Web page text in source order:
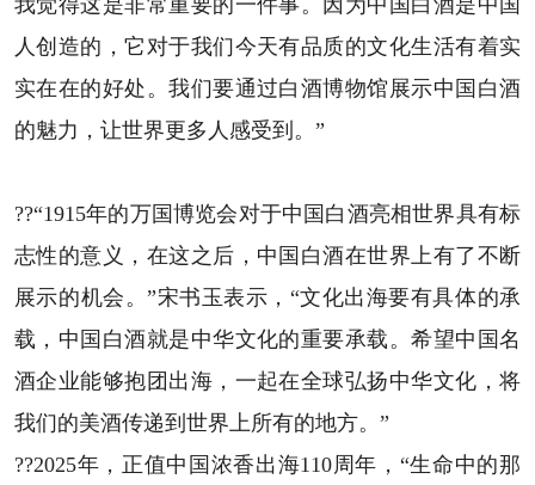
我觉得这是非常重要的一件事。因为中国白酒是中国
人创造的，它对于我们今天有品质的文化生活有着实
实在在的好处。我们要通过白酒博物馆展示中国白酒
的魅力，让世界更多人感受到。”
??“1915年的万国博览会对于中国白酒亮相世界具有标
志性的意义，在这之后，中国白酒在世界上有了不断
展示的机会。”宋书玉表示，“文化出海要有具体的承
载，中国白酒就是中华文化的重要承载。希望中国名
酒企业能够抱团出海，一起在全球弘扬中华文化，将
我们的美酒传递到世界上所有的地方。”
??2025年，正值中国浓香出海110周年，“生命中的那